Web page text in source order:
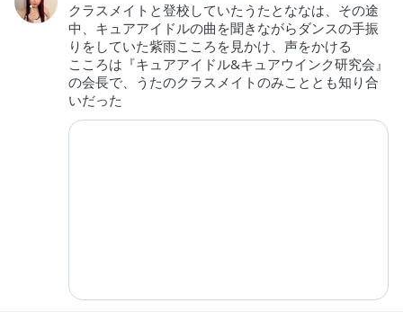
クラスメイトと登校していたうたとななは、その途
中、キュアアイドルの曲を聞きながらダンスの手振
りをしていた紫雨こころを見かけ、声をかける
こころは『キュアアイドル&キュアウインク研究会』
の会長で、うたのクラスメイトのみこととも知り合
いだった